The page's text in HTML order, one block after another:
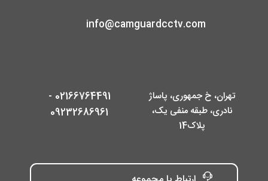
info@camguardcctv.com
تهران، خ جمهوری، پاساژ
نادری، طبقه منفی یک،
پلاک14
02166764491 -
09232686961